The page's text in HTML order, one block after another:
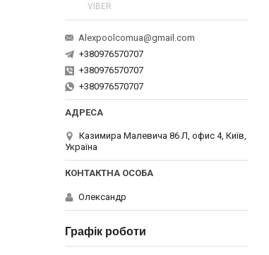
VIBER
Alexpoolcomua@gmail.com
+380976570707
+380976570707
+380976570707
Казимира Малевича 86 Л, офис 4, Київ,
Україна
Олександр
Графік роботи